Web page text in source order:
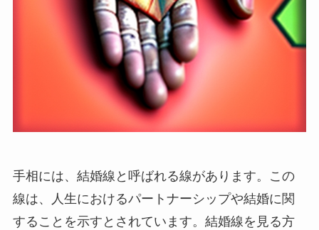
手相には、結婚線と呼ばれる線があります。この
線は、人生におけるパートナーシップや結婚に関
することを示すとされています。結婚線を見る方